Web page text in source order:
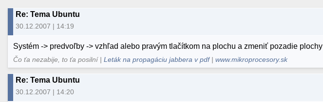
Re: Tema Ubuntu
30.12.2007 | 14:19
Systém -> predvoľby -> vzhľad alebo pravým tlačítkom na plochu a zmeniť pozadie plochy
Čo ťa nezabije, to ťa posilní |Leták na propagáciu jabbera v pdf|www.mikroprocesory.sk
Re: Tema Ubuntu
30.12.2007 | 14:20